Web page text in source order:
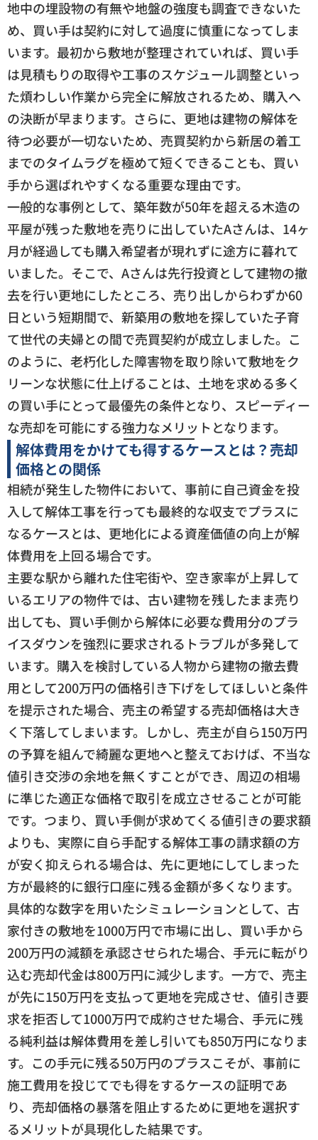
地中の埋設物の有無や地盤の強度も調査できないた
め、買い手は契約に対して過度に慎重になってしま
います。最初から敷地が整理されていれば、買い手
は見積もりの取得や工事のスケジュール調整といっ
た煩わしい作業から完全に解放されるため、購入へ
の決断が早まります。さらに、更地は建物の解体を
待つ必要が一切ないため、売買契約から新居の着工
までのタイムラグを極めて短くできることも、買い
手から選ばれやすくなる重要な理由です。
一般的な事例として、築年数が50年を超える木造の
平屋が残った敷地を売りに出していたAさんは、14ヶ
月が経過しても購入希望者が現れずに途方に暮れて
いました。そこで、Aさんは先行投資として建物の撤
去を行い更地にしたところ、売り出しからわずか60
日という短期間で、新築用の敷地を探していた子育
て世代の夫婦との間で売買契約が成立しました。こ
のように、老朽化した障害物を取り除いて敷地をク
リーンな状態に仕上げることは、土地を求める多く
の買い手にとって最優先の条件となり、スピーディー
な売却を可能にする強力なメリットとなります。
解体費用をかけても得するケースとは？売却
価格との関係
相続が発生した物件において、事前に自己資金を投
入して解体工事を行っても最終的な収支でプラスに
なるケースとは、更地化による資産価値の向上が解
体費用を上回る場合です。
主要な駅から離れた住宅街や、空き家率が上昇して
いるエリアの物件では、古い建物を残したまま売り
出しても、買い手側から解体に必要な費用分のプラ
イスダウンを強烈に要求されるトラブルが多発して
います。購入を検討している人物から建物の撤去費
用として200万円の価格引き下げをしてほしいと条件
を提示された場合、売主の希望する売却価格は大き
く下落してしまいます。しかし、売主が自ら150万円
の予算を組んで綺麗な更地へと整えておけば、不当な
値引き交渉の余地を無くすことができ、周辺の相場
に準じた適正な価格で取引を成立させることが可能
です。つまり、買い手側が求めてくる値引きの要求額
よりも、実際に自ら手配する解体工事の請求額の方
が安く抑えられる場合は、先に更地にしてしまった
方が最終的に銀行口座に残る金額が多くなります。
具体的な数字を用いたシミュレーションとして、古
家付きの敷地を1000万円で市場に出し、買い手から
200万円の減額を承認させられた場合、手元に転がり
込む売却代金は800万円に減少します。一方で、売主
が先に150万円を支払って更地を完成させ、値引き要
求を拒否して1000万円で成約させた場合、手元に残
る純利益は解体費用を差し引いても850万円になりま
す。この手元に残る50万円のプラスこそが、事前に
施工費用を投じてでも得をするケースの証明であ
り、売却価格の暴落を阻止するために更地を選択す
るメリットが具現化した結果です。